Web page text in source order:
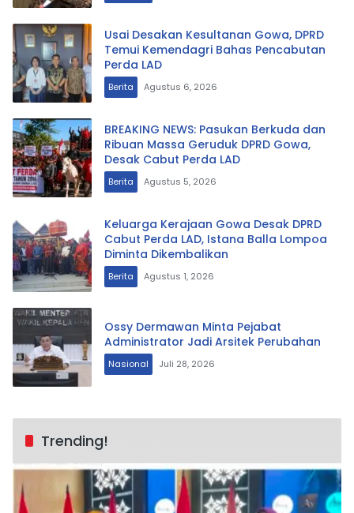
Usai Desakan Kesultanan Gowa, DPRD
Temui Kemendagri Bahas Pencabutan
Perda LAD
Berita Agustus 6, 2026
BREAKING NEWS: Pasukan Berkuda dan
Ribuan Massa Geruduk DPRD Gowa,
Desak Cabut Perda LAD
Berita Agustus 5, 2026
Keluarga Kerajaan Gowa Desak DPRD
Cabut Perda LAD, Istana Balla Lompoa
Diminta Dikembalikan
Berita Agustus 1, 2026
Ossy Dermawan Minta Pejabat
Administrator Jadi Arsitek Perubahan
Nasional Juli 28, 2026
Trending!